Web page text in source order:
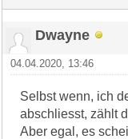
Dwayne
04.04.2020, 13:46
Selbst wenn, ich
abschliesst, zählt
Aber egal, es